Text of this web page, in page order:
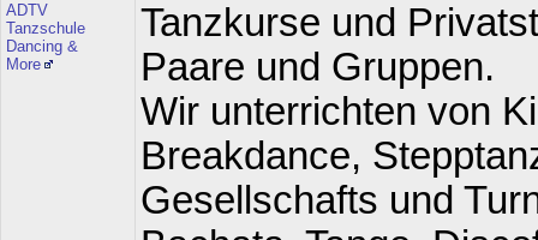
ADTV
Tanzschule
Dancing &
More
Tanzkurse und
Paare und Gruppen.
Wir unterrichten von
Breakdance,
Gesellschafts und